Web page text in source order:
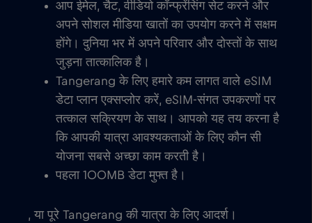
आप ईमेल, चैट, वीडियो कॉन्फ्रेंसिंग सेट करने और
अपने सोशल मीडिया खातों का उपयोग करने में सक्षम
होंगे। दुनिया भर में अपने परिवार और दोस्तों के साथ
जुड़ना तात्कालिक है।
Tangerang के लिए हमारे कम लागत वाले eSIM
डेटा प्लान एक्सप्लोर करें, eSIM-संगत उपकरणों पर
तत्काल सक्रियण के साथ। आपको यह तय करना है
कि आपकी यात्रा आवश्यकताओं के लिए कौन सी
योजना सबसे अच्छा काम करती है।
पहला 100MB डेटा मुफ्त है।
, या पूरे Tangerang की यात्रा के लिए आदर्श।